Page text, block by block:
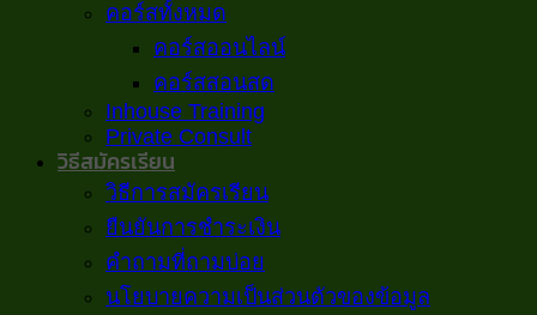
คอร์สทั้งหมด
คอร์สออนไลน์
คอร์สสอนสด
Inhouse Training
Private Consult
วิธีสมัครเรียน
วิธีการสมัครเรียน
ยืนยันการชำระเงิน
คำถามที่ถามบ่อย
นโยบายความเป็นส่วนตัวของข้อมูล